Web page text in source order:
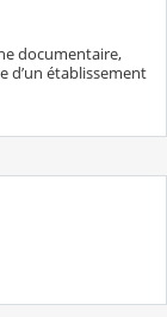
documentaire,
d’un établissement